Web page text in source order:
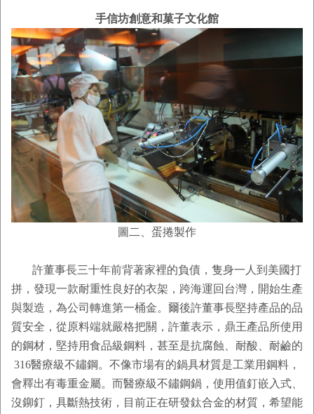
手信坊創意和菓子文化館
圖二、蛋捲製作
許董事長三十年前背著家裡的負債，隻身一人到美國打
拼，發現一款耐重性良好的衣架，跨海運回台灣，開始生產
與製造，為公司轉進第一桶金。爾後許董事長堅持產品的品
質安全，從原料端就嚴格把關，許董表示，鼎王產品所使用
的鋼材，堅持用食品級鋼料，甚至是抗腐蝕、耐酸、耐鹼的
316醫療級不鏽鋼。不像市場有的鍋具材質是工業用鋼料，
會釋出有毒重金屬。而醫療級不鏽鋼鍋，使用值釘嵌入式、
沒鉚釘，具斷熱技術，目前正在研發鈦合金的材質，希望能